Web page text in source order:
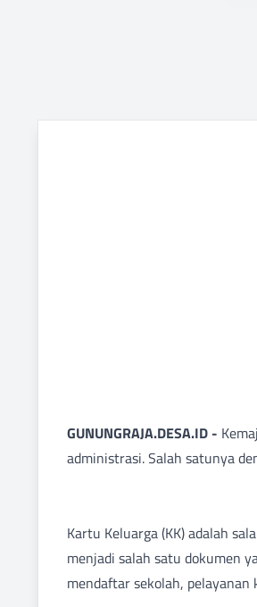
GUNUNGRAJA.DESA.ID -
administrasi. Salah satunya
Kartu Keluarga (KK) adalah
menjadi salah satu dokumen
mendaftar sekolah,